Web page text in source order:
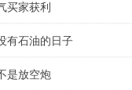
买家获利
有石油的日子
是放空炮